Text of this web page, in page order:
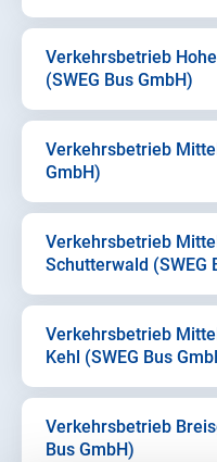
Verkehrsbetrieb
(SWEG Bus GmbH)
Verkehrsbetrieb
GmbH)
Verkehrsbetrieb
Schutterwald (SWEG
Verkehrsbetrieb
Kehl (SWEG Bus
Verkehrsbetrieb
Bus GmbH)